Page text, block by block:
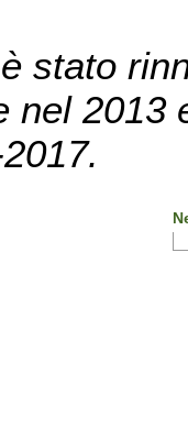
stato
nel 2013